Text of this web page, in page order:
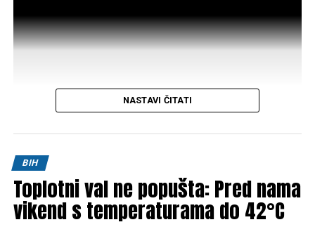
Tweet Share
Mail
NASTAVI ČITATI
BIH
Toplotni val ne popušta: Pred nama
vikend s temperaturama do 42°C